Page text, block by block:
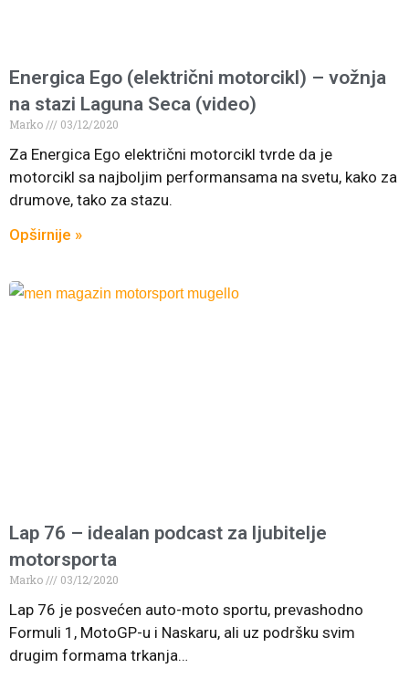
Energica Ego (električni motorcikl) – vožnja
na stazi Laguna Seca (video)
Marko 03/12/2020
Za Energica Ego električni motorcikl tvrde da je
motorcikl sa najboljim performansama na svetu, kako za
drumove, tako za stazu.
Opširnije »
Lap 76 – idealan podcast za ljubitelje
motorsporta
Marko 03/12/2020
Lap 76 je posvećen auto-moto sportu, prevashodno
Formuli 1, MotoGP-u i Naskaru, ali uz podršku svim
drugim formama trkanja…